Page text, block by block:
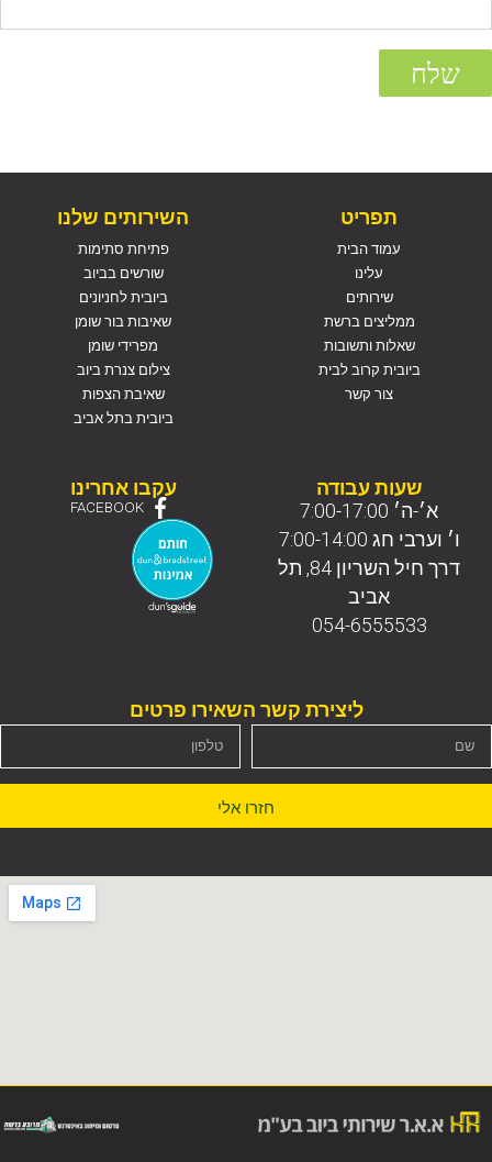
תפריט
עמוד הבית
עלינו
שירותים
ממליצים ברשת
שאלות ותשובות
ביובית קרוב לבית
צור קשר
השירותים שלנו
פתיחת סתימות
שורשים בביוב
ביובית לחניונים
שאיבות בור שומן
מפרידי שומן
צילום צנרת ביוב
שאיבת הצפות
ביובית בתל אביב
שעות עבודה
א׳-ה׳ 7:00-17:00
ו׳ וערבי חג 7:00-14:00
דרך חיל השריון 84, תל
אביב
054-6555533
עקבו אחרינו
FACEBOOK
ליצירת קשר השאירו פרטים
חזרו אלי